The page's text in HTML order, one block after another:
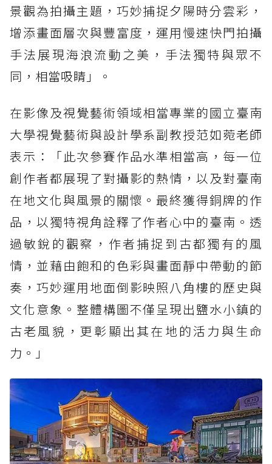
景觀為拍攝主題，巧妙捕捉夕陽時分雲彩，
增添畫面層次與豐富度，運用慢速快門拍攝
手法展現海浪流動之美，手法獨特與眾不
同，相當吸睛」。
在影像及視覺藝術領域相當專業的國立臺南
大學視覺藝術與設計學系副教授范如菀老師
表示：「此次參賽作品水準相當高，每一位
創作者都展現了對攝影的熱情，以及對臺南
在地文化與風景的關懷。最終獲得銅牌的作
品，以獨特視角詮釋了作者心中的臺南。透
過敏銳的觀察，作者捕捉到古都獨有的風
情，並藉由飽和的色彩與畫面靜中帶動的節
奏，巧妙運用地面倒影映照八角樓的歷史與
文化意象。整體構圖不僅呈現出鹽水小鎮的
古老風貌，更彰顯出其在地的活力與生命
力。」